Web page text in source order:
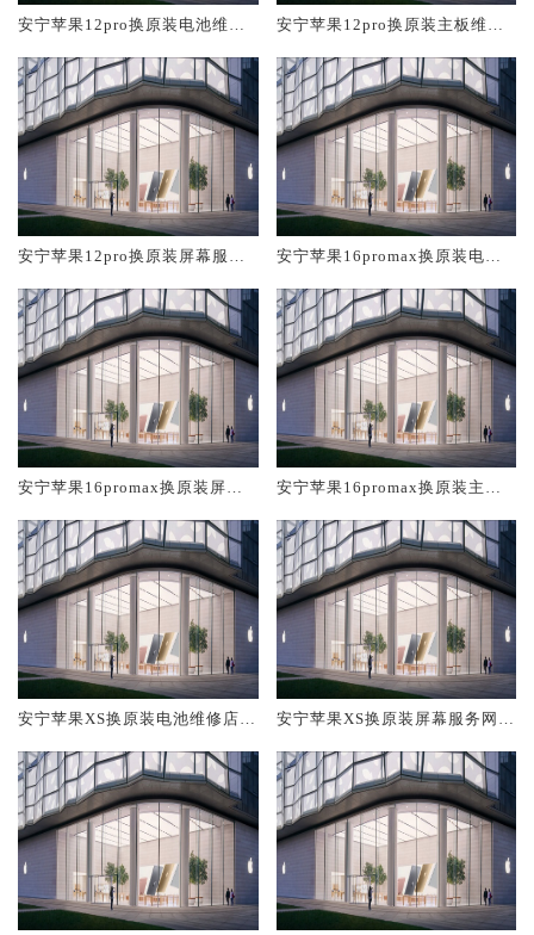
安宁苹果12pro换原装电池维修
安宁苹果12pro换原装主板维修
安宁苹果12pro换原装屏幕服务
安宁苹果16promax换原装电池
安宁苹果16promax换原装屏幕
安宁苹果16promax换原装主板
安宁苹果XS换原装电池维修店大
安宁苹果XS换原装屏幕服务网点